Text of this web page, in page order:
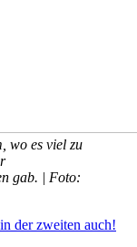
wo es viel zu
gab. | Foto:
der zweiten auch!